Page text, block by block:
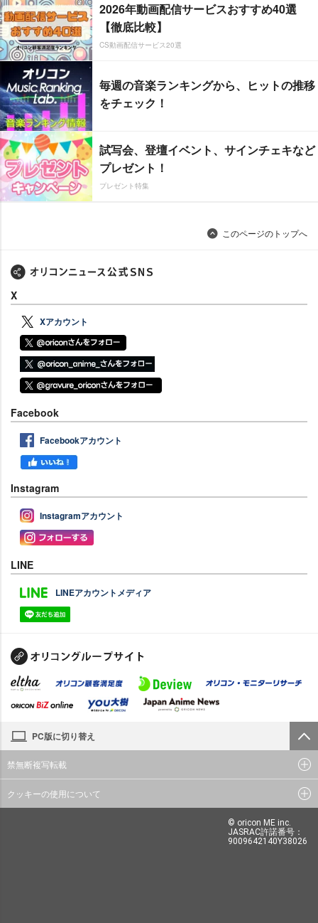
2026年動画配信サービスおすすめ40選
【徹底比較】
CS動画配信サービス20選
毎週の音楽ランキングから、ヒットの推移
をチェック！
試写会、登壇イベント、サインチェキなど
プレゼント！
プレゼント特集
このページのトップへ
X
Xアカウント
Facebook
Facebookアカウント
Instagram
Instagramアカウント
LINE
LINEアカウントメディア
PC版に切り替え
禁無断複写転載
クッキーの使用について
© oricon ME inc.
JASRAC許諾番号：
9009642140Y38026